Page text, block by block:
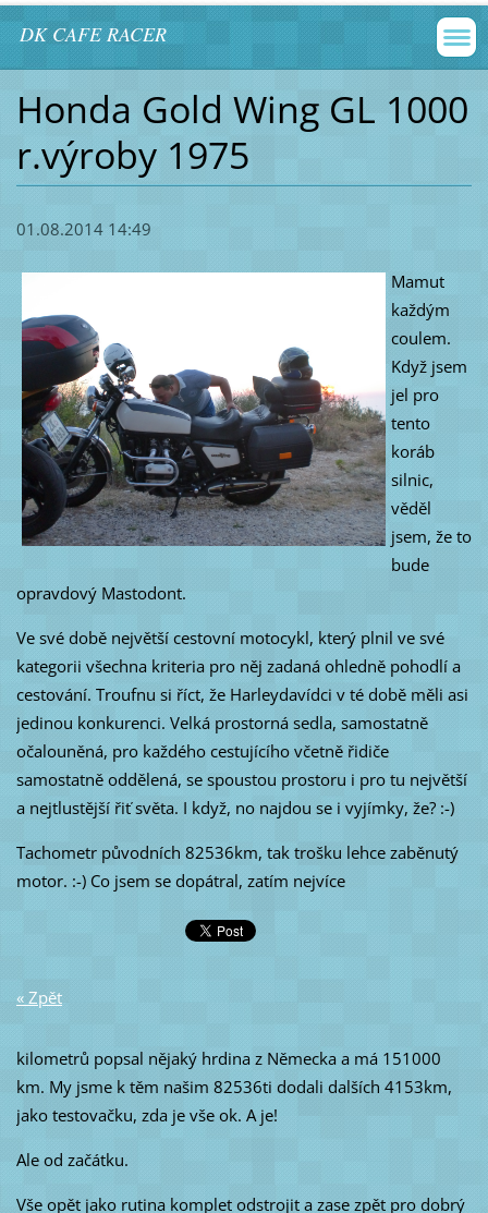
DK CAFE RACER
Honda Gold Wing GL 1000
r.výroby 1975
01.08.2014 14:49
Mamut
každým
coulem.
Když jsem
jel pro
tento
koráb
silnic,
věděl
jsem, že to
bude
opravdový Mastodont.
Ve své době největší cestovní motocykl, který plnil ve své
kategorii všechna kriteria pro něj zadaná ohledně pohodlí a
cestování. Troufnu si říct, že Harleydavídci v té době měli asi
jedinou konkurenci. Velká prostorná sedla, samostatně
očalouněná, pro každého cestujícího včetně řidiče
samostatně oddělená, se spoustou prostoru i pro tu největší
a nejtlustější řiť světa. I když, no najdou se i vyjímky, že? :-)
Tachometr původních 82536km, tak trošku lehce zaběnutý
motor. :-) Co jsem se dopátral, zatím nejvíce
« Zpět
kilometrů popsal nějaký hrdina z Německa a má 151000
km. My jsme k těm našim 82536ti dodali dalších 4153km,
jako testovačku, zda je vše ok. A je!
Ale od začátku.
Vše opět jako rutina komplet odstrojit a zase zpět pro dobrý